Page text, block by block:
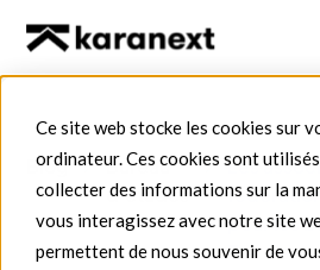
Ce site web stocke les cookies sur
ordinateur. Ces cookies sont
collecter des informations sur la
vous interagissez avec notre site
permettent de nous souvenir de
Blog
Bureau
d'études
Les
pour les
France